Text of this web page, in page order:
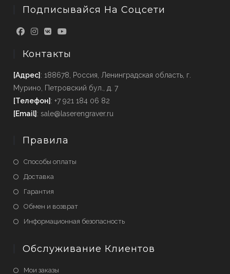
Подписывайся На Соцсети
Контакты
[Адрес] : 188678, Россия, Ленинградская область, г.
Мурино, Петровский бул., д. 7
[Телефон] : +7 921 184 06 82
[Email] : sale@laserengraver.ru
Правила
Способы оплаты
Доставка
Гарантия
Обмен и возврат
Информационная безопасность
Обслуживание Клиентов
Мои заказы